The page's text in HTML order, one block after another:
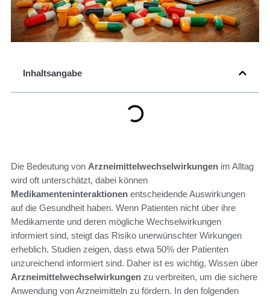
Inhaltsangabe
Die Bedeutung von Arzneimittelwechselwirkungen im Alltag
wird oft unterschätzt, dabei können
Medikamenteninteraktionen entscheidende Auswirkungen
auf die Gesundheit haben. Wenn Patienten nicht über ihre
Medikamente und deren mögliche Wechselwirkungen
informiert sind, steigt das Risiko unerwünschter Wirkungen
erheblich. Studien zeigen, dass etwa 50% der Patienten
unzureichend informiert sind. Daher ist es wichtig, Wissen über
Arzneimittelwechselwirkungen zu verbreiten, um die sichere
Anwendung von Arzneimitteln zu fördern. In den folgenden